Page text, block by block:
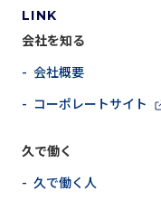
LINK
会社を知る
- 会社概要
- コーポレートサイト
久で働く
- 久で働く人